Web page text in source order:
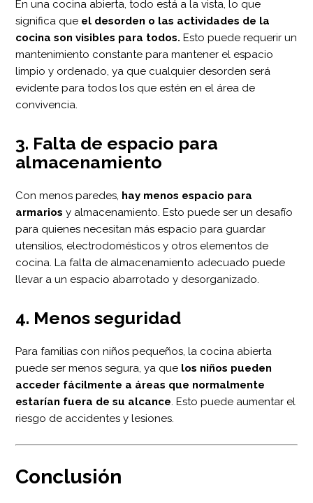
En una cocina abierta, todo está a la vista, lo que
significa que el desorden o las actividades de la
cocina son visibles para todos. Esto puede requerir un
mantenimiento constante para mantener el espacio
limpio y ordenado, ya que cualquier desorden será
evidente para todos los que estén en el área de
convivencia.
3. Falta de espacio para
almacenamiento
Con menos paredes, hay menos espacio para
armarios y almacenamiento. Esto puede ser un desafío
para quienes necesitan más espacio para guardar
utensilios, electrodomésticos y otros elementos de
cocina. La falta de almacenamiento adecuado puede
llevar a un espacio abarrotado y desorganizado.
4. Menos seguridad
Para familias con niños pequeños, la cocina abierta
puede ser menos segura, ya que los niños pueden
acceder fácilmente a áreas que normalmente
estarían fuera de su alcance. Esto puede aumentar el
riesgo de accidentes y lesiones.
Conclusión